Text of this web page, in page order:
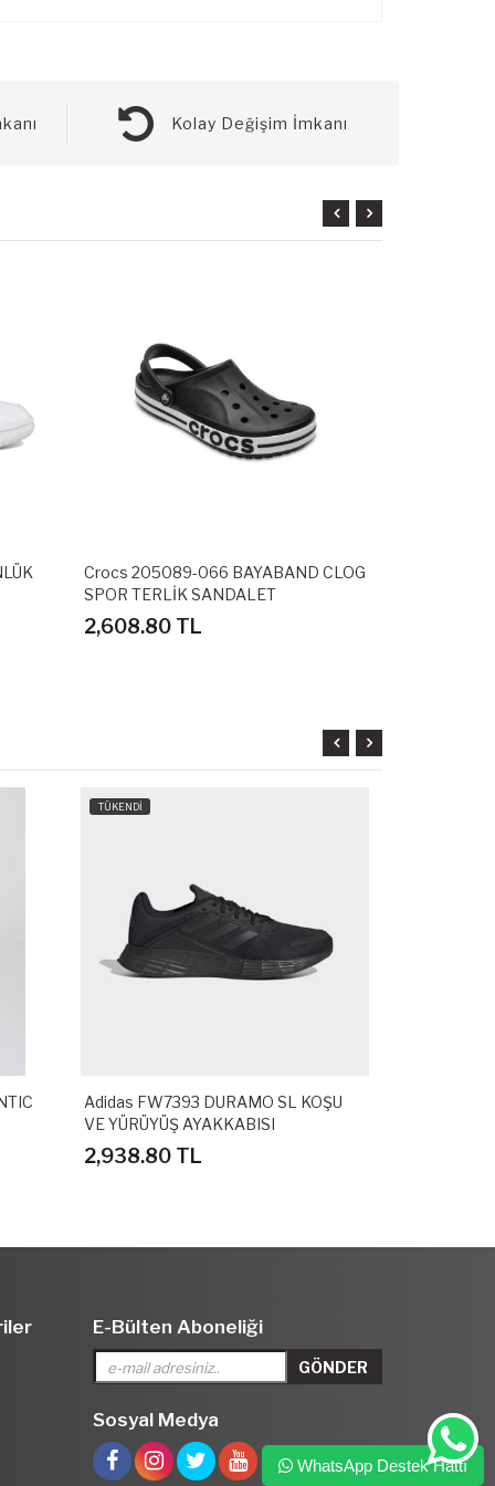
Kolay Değişim İmkanı
Crocs 205089-066 BAYABAND CLOG
SPOR TERLİK SANDALET
2,608.80 TL
TÜKENDİ
Adidas FW7393 DURAMO SL KOŞU
VE YÜRÜYÜŞ AYAKKABISI
2,938.80 TL
E-Bülten Aboneliği
Sosyal Medya
WhatsApp Destek Hattı